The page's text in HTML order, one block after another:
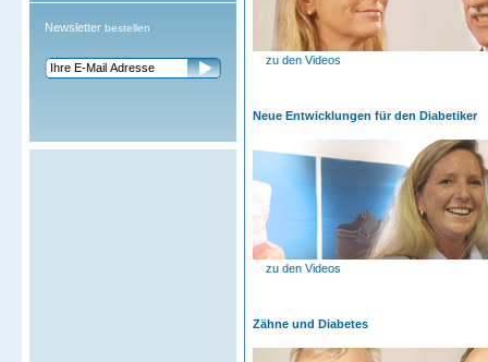
zu den Videos
Neue Entwicklungen für den Diabetiker
zu den Videos
Zähne und Diabetes
Newsletter bestellen